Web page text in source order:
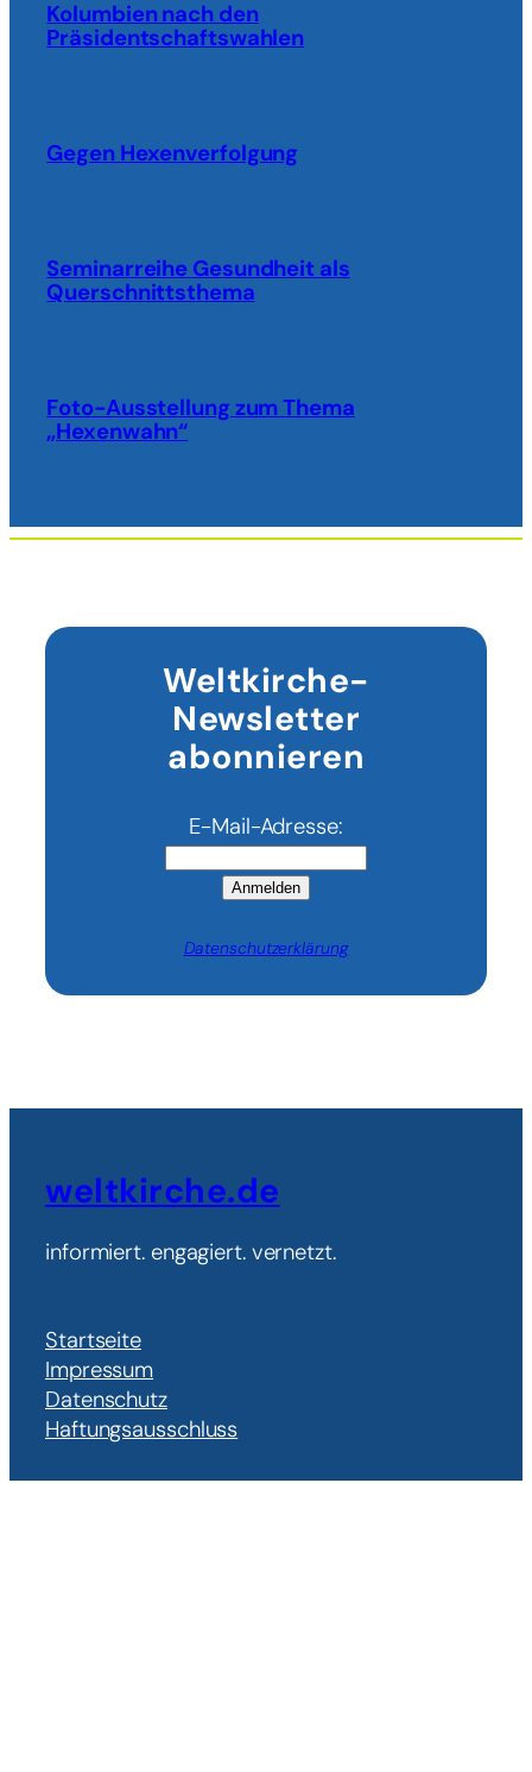
Kolumbien nach den
Präsidentschaftswahlen
Gegen Hexenverfolgung
Seminarreihe Gesundheit als
Querschnittsthema
Foto-Ausstellung zum Thema
„Hexenwahn“
Weltkirche-
Newsletter
abonnieren
E-Mail-Adresse:
Anmelden
Datenschutzerklärung
weltkirche.de
informiert. engagiert. vernetzt.
Startseite
Impressum
Datenschutz
Haftungsausschluss